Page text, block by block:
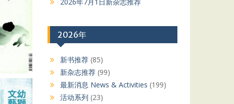
2026年
新书推荐(85)
新杂志推荐(99)
最新消息 News & Activities (199)
活动系列 (23)